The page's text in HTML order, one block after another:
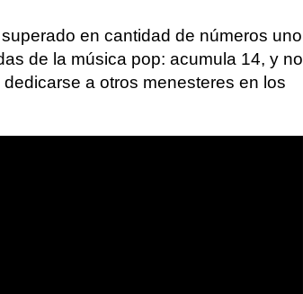
en cantidad de números uno
de la música pop: acumula 14, y no
a otros menesteres en los